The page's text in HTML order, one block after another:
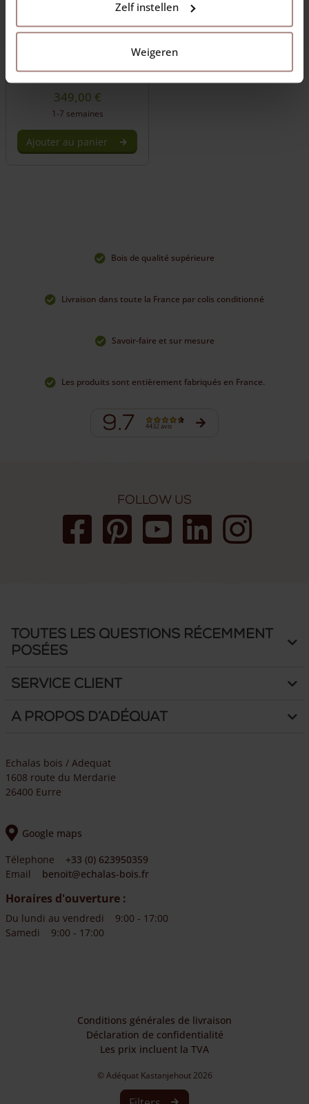
Zelf instellen
Weigeren
moutons 120 cm
Version lourde
349,00 €
1-7 semaines
Ajouter au panier
Bois de qualité supérieure
Livraison dans toute la France par colis conditionné
Savoir-faire et sur mesure
Les produits sont entièrement fabriqués en France.
9.7 4432 avis
Follow us
Toutes les questions récemment
posées
Service client
A propos d’Adéquat
Echalas bois / Adequat
1608 route du Merdarie
26400 Eurre
Google maps
Télephone
+33 (0) 623950359
Email
benoit@echalas-bois.fr
Horaires d'ouverture :
Du lundi au vendredi
9:00 - 17:00
Samedi
9:00 - 17:00
Conditions générales de livraison
Déclaration de confidentialité
Les prix incluent la TVA
© Adéquat Kastanjehout 2026
Website made byWebworx